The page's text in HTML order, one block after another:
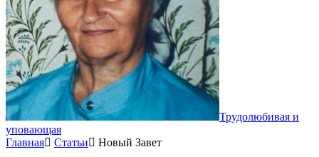
Трудолюбивая и
уповающая
Главная
Статьи Новый Завет